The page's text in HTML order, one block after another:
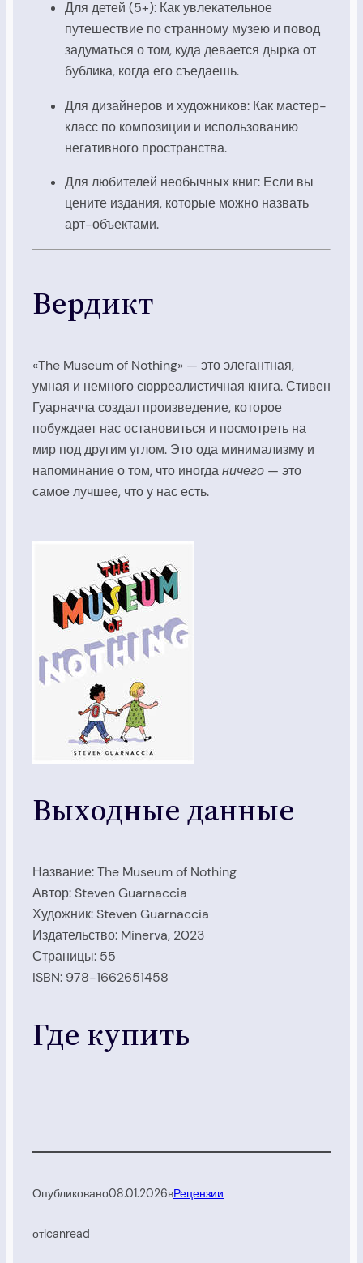
Для детей (5+): Как увлекательное
путешествие по странному музею и повод
задуматься о том, куда девается дырка от
бублика, когда его съедаешь.
Для дизайнеров и художников: Как мастер-
класс по композиции и использованию
негативного пространства.
Для любителей необычных книг: Если вы
цените издания, которые можно назвать
арт-объектами.
Вердикт
«The Museum of Nothing» — это элегантная,
умная и немного сюрреалистичная книга. Стивен
Гуарначча создал произведение, которое
побуждает нас остановиться и посмотреть на
мир под другим углом. Это ода минимализму и
напоминание о том, что иногданичего — это
самое лучшее, что у нас есть.
Выходные данные
Название: The Museum of Nothing
Автор: Steven Guarnaccia
Художник: Steven Guarnaccia
Издательство: Minerva, 2023
Страницы: 55
ISBN: 978-1662651458
Где купить
Опубликовано08.01.2026вРецензии
отicanread